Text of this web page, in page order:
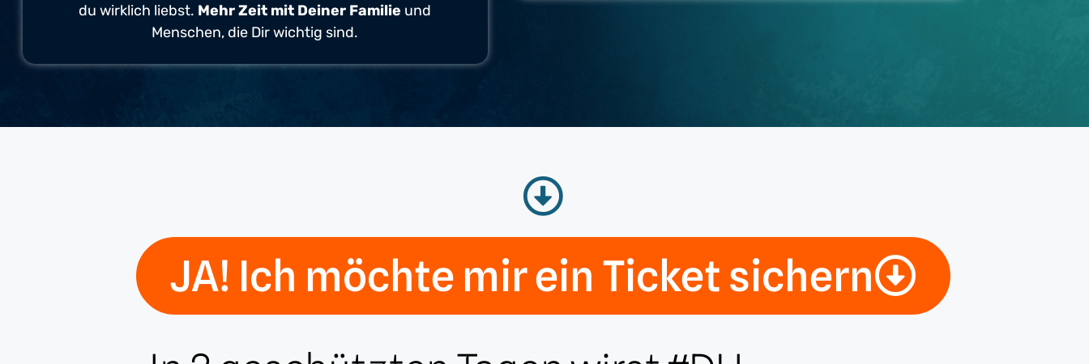
du wirklich liebst. Mehr Zeit mit Deiner Familie und
Menschen, die Dir wichtig sind.
JA! Ich möchte mir ein Ticket sichern